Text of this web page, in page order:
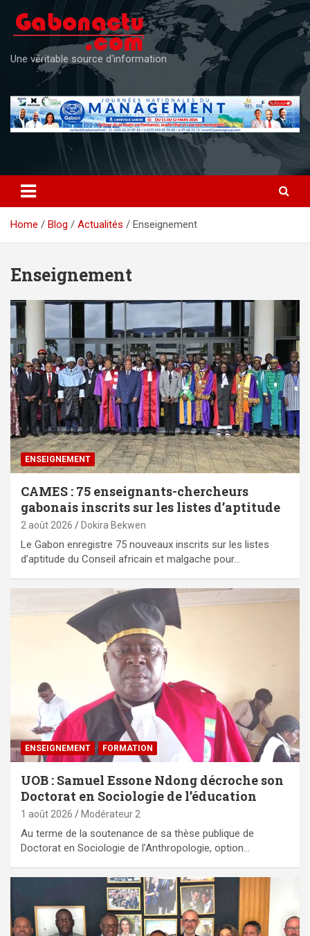
content
Une véritable source d'information
Home Blog Actualités Enseignement
Enseignement
ENSEIGNEMENT
CAMES : 75 enseignants-chercheurs
gabonais inscrits sur les listes d’aptitude
2 août 2026 Dokira Bekwen
Le Gabon enregistre 75 nouveaux inscrits sur les listes
d’aptitude du Conseil africain et malgache pour…
ENSEIGNEMENT FORMATION
UOB : Samuel Essone Ndong décroche son
Doctorat en Sociologie de l’éducation
1 août 2026 Modérateur 2
Au terme de la soutenance de sa thèse publique de
Doctorat en Sociologie de l’Anthropologie, option…